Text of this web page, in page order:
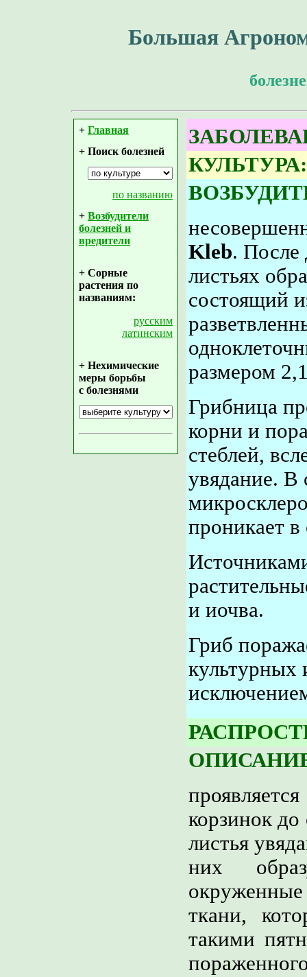
Большая
+ Главная
+ Поиск болезней
по названию
+ Возбудители
болезней и
вредители
+ Сорные
растения по
названиям:
русским
латинским
+ Нехимические
меры борьбы
с болезнями
КУЛЬТУРА:
Kleb. После
листьях
состоящий
размером
Грибница
корни и
стеблей,
увядание. В
проникает в
и иочва.
Гриб
культурных
корзинок
листья
них
ткани,
такими